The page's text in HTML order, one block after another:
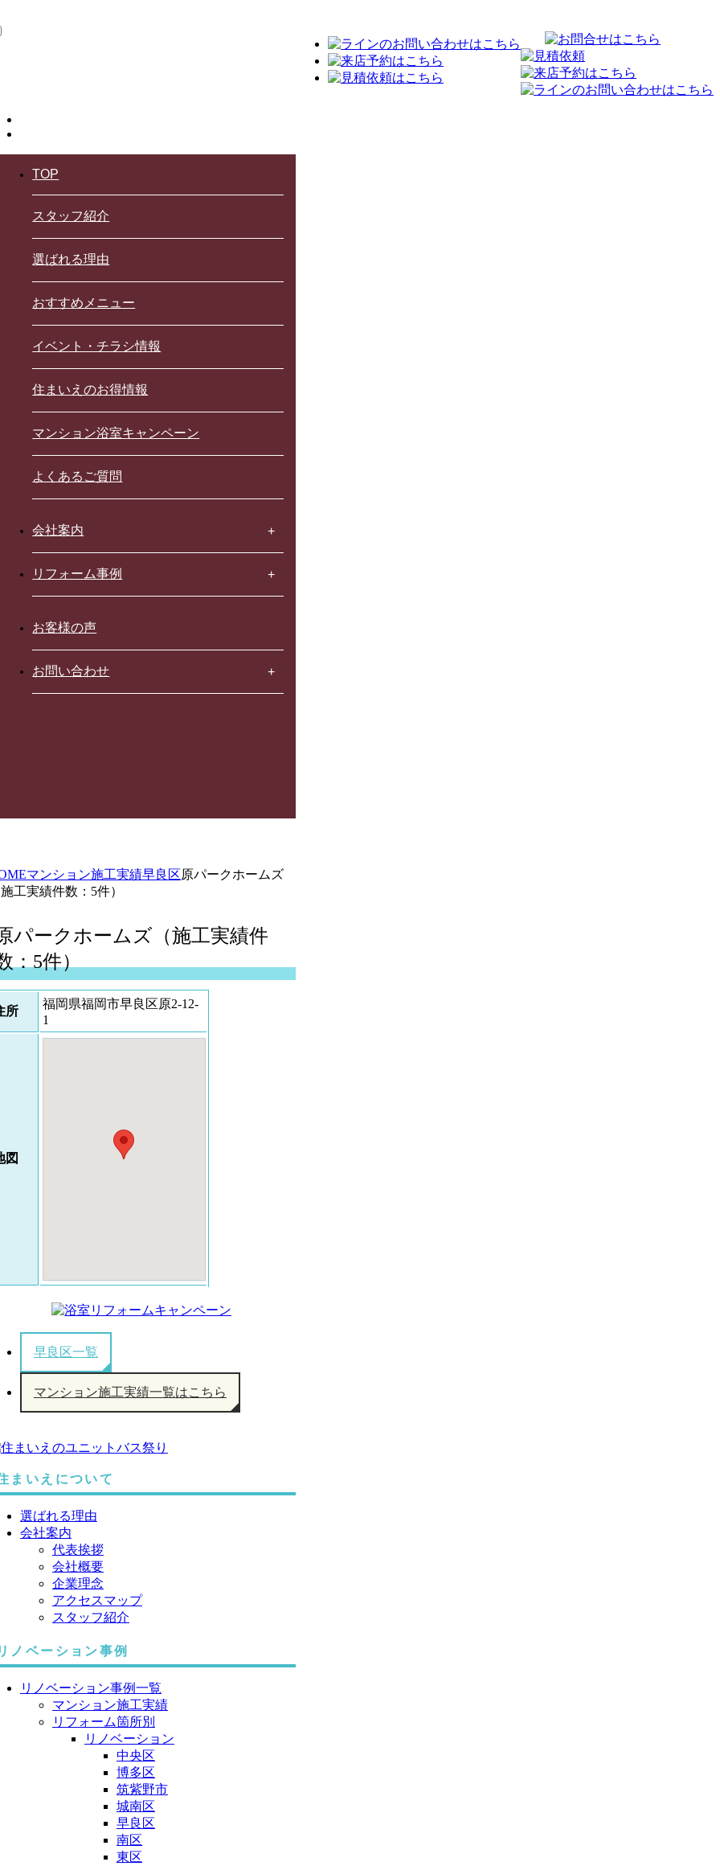
TOP
スタッフ紹介
選ばれる理由
おすすめメニュー
イベント・チラシ情報
住まいえのお得情報
マンション浴室キャンペーン
よくあるご質問
会社案内
リフォーム事例
お客様の声
お問い合わせ
マンション施工実績早良区原パークホームズ
工実績件数：5件）
パークホームズ（施工実績件
：5件）
所
福岡県福岡市早良区原2-12-
1
図
早良区一覧
マンション施工実績一覧はこちら
まいえについて
選ばれる理由
会社案内
代表挨拶
会社概要
企業理念
アクセスマップ
スタッフ紹介
ノベーション事例
リノベーション事例一覧
マンション施工実績
リフォーム箇所別
リノベーション
中央区
博多区
筑紫野市
城南区
早良区
南区
東区